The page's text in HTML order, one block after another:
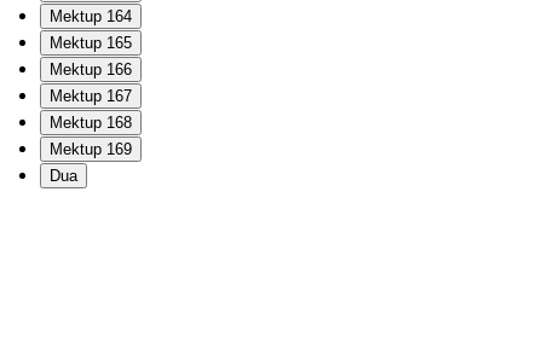
Mektup 164
Mektup 165
Mektup 166
Mektup 167
Mektup 168
Mektup 169
Dua